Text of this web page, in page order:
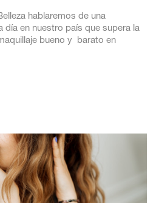
hablaremos de una
día en nuestro país que supera la
bueno y barato en